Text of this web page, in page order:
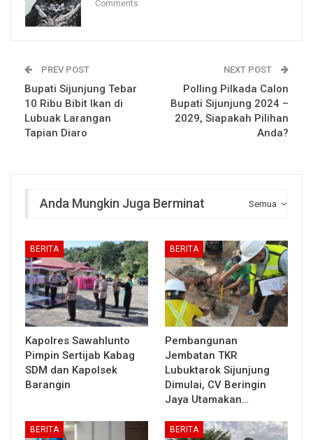
Comments
PREV POST
Bupati Sijunjung Tebar
10 Ribu Bibit Ikan di
Lubuak Larangan
Tapian Diaro
NEXT POST
Polling Pilkada Calon
Bupati Sijunjung 2024 –
2029, Siapakah Pilihan
Anda?
Semua
Anda Mungkin Juga Berminat
BERITA
Kapolres Sawahlunto
Pimpin Sertijab Kabag
SDM dan Kapolsek
Barangin
BERITA
Pembangunan
Jembatan TKR
Lubuktarok Sijunjung
Dimulai, CV Beringin
Jaya Utamakan…
BERITA BERITA